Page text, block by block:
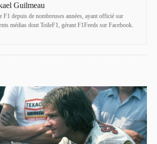
Guilmeau
F1 depuis de nombreuses années, ayant officié sur
médias dont ToileF1, gérant F1Feeds sur Facebook.